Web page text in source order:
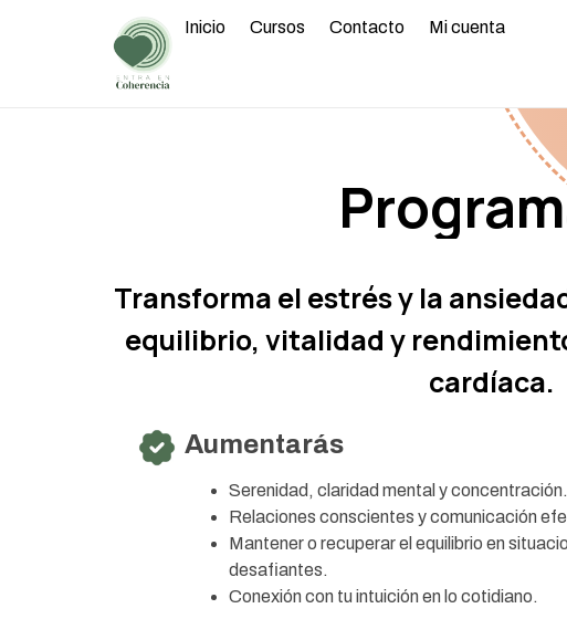
Inicio Cursos Contacto Mi cuenta
Transforma el estrés y la
equilibrio, vitalidad y
cardíaca.
Serenidad, claridad mental y concentración.
Relaciones conscientes y comunicación
Mantener o recuperar el equilibrio en
desafiantes.
Conexión con tu intuición en lo cotidiano.
Aumentarás